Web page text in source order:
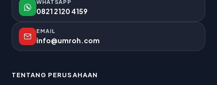
WHATSAPP
0821 2120 4159
EMAIL
info@umroh.com
TENTANG PERUSAHAAN